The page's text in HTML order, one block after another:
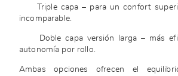
Triple capa – para un confort
incomparable.
Doble capa versión larga – más
autonomía por rollo.
Ambas opciones ofrecen el